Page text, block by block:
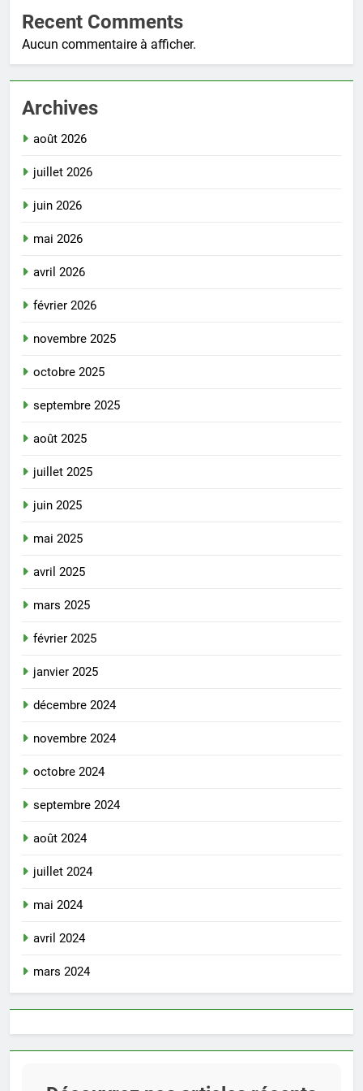
Recent Comments
Aucun commentaire à afficher.
Archives
août 2026
juillet 2026
juin 2026
mai 2026
avril 2026
février 2026
novembre 2025
octobre 2025
septembre 2025
août 2025
juillet 2025
juin 2025
mai 2025
avril 2025
mars 2025
février 2025
janvier 2025
décembre 2024
novembre 2024
octobre 2024
septembre 2024
août 2024
juillet 2024
mai 2024
avril 2024
mars 2024